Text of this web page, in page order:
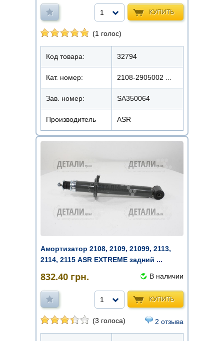
КУПИТЬ
1
(1 голос)
Код товара: 32794
Кат. номер: 2108-2905002 ...
Зав. номер: SA350064
Производитель ASR
Амортизатор 2108, 2109, 21099, 2113,
2114, 2115 ASR EXTREME задний ...
832.40 грн. В наличии
КУПИТЬ
1
(3 голоса) 2 отзыва